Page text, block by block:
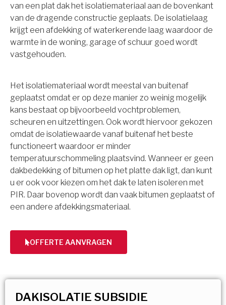
van een plat dak het isolatiemateriaal aan de bovenkant
van de dragende constructie geplaats. De isolatielaag
krijgt een afdekking of waterkerende laag waardoor de
warmte in de woning, garage of schuur goed wordt
vastgehouden.
Het isolatiemateriaal wordt meestal van buitenaf
geplaatst omdat er op deze manier zo weinig mogelijk
kans bestaat op bijvoorbeeld vochtproblemen,
scheuren en uitzettingen. Ook wordt hiervoor gekozen
omdat de isolatiewaarde vanaf buitenaf het beste
functioneert waardoor er minder
temperatuurschommeling plaatsvind. Wanneer er geen
dakbedekking of bitumen op het platte dak ligt, dan kunt
u er ook voor kiezen om het dak te laten isoleren met
PIR. Daar bovenop wordt dan vaak bitumen geplaatst of
een andere afdekkingsmateriaal.
OFFERTE AANVRAGEN
DAKISOLATIE SUBSIDIE